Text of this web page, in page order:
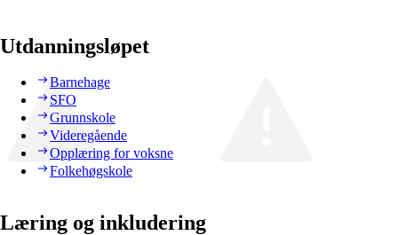
Utdanningsløpet
Barnehage
SFO
Grunnskole
Videregående
Opplæring for voksne
Folkehøgskole
Læring og inkludering